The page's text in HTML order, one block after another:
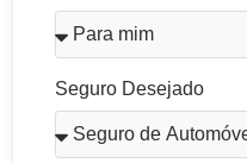
Seguro Desejado